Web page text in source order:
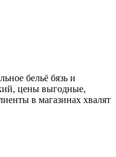
бельё бязь и
цены выгодные,
в магазинах хвалят